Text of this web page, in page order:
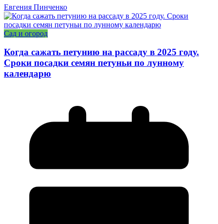
Евгения Пинченко
Сад и огород
Когда сажать петунию на рассаду в 2025 году.
Сроки посадки семян петуньи по лунному
календарю